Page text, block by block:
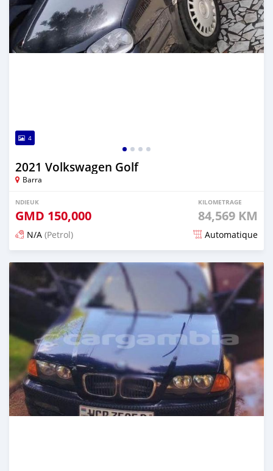
4
2021 Volkswagen Golf
Barra
NDIEUK
GMD 150,000
KILOMETRAGE
84,569 KM
N/A (Petrol) Automatique
Dougal na niou ko depuis about 2 years